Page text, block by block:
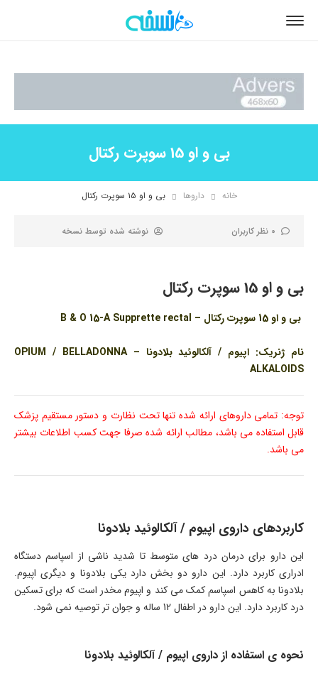
بی و او 15 سوپرت رکتال
خانه داروها بی و او ۱۵ سوپرت رکتال
0 نظر کاربران نوشته شده توسط نسخه
بی و او 15 سوپرت رکتال
بی و او 15 سوپرت رکتال – B & O 15-A Supprette rectal
نام ژنریک: اپیوم / آلکالوئید بلادونا – OPIUM / BELLADONNA
ALKALOIDS
توجه: تمامی داروهای ارائه شده تنها تحت نظارت و دستور مستقیم پزشک
قابل استفاده می باشد، مطالب ارائه شده صرفا جهت کسب اطلاعات بیشتر
می باشد.
کاربردهای داروی اپیوم / آلکالوئید بلادونا
این دارو برای درمان درد های متوسط تا شدید ناشی از اسپاسم دستگاه
ادراری کاربرد دارد. این دارو دو بخش دارد یکی بلادونا و دیگری اپیوم.
بلادونا به کاهس اسپاسم کمک می کند و اپیوم مخدر است که برای تسکین
درد کاربرد دارد. این دارو در اطفال 12 ساله و جوان تر توصیه نمی شود.
نحوه ی استفاده از داروی اپیوم / آلکالوئید بلادونا